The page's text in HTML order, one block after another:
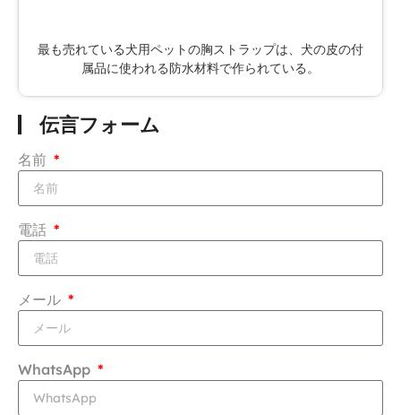
最も売れている犬用ペットの胸ストラップは、犬の皮の付
属品に使われる防水材料で作られている。
伝言フォーム
名前
電話
メール
WhatsApp